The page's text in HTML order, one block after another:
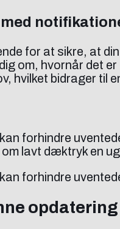
for at sikre, at
om, hvornår det
hvilket bidrager til
forhindre
lavt dæktryk en
forhindre